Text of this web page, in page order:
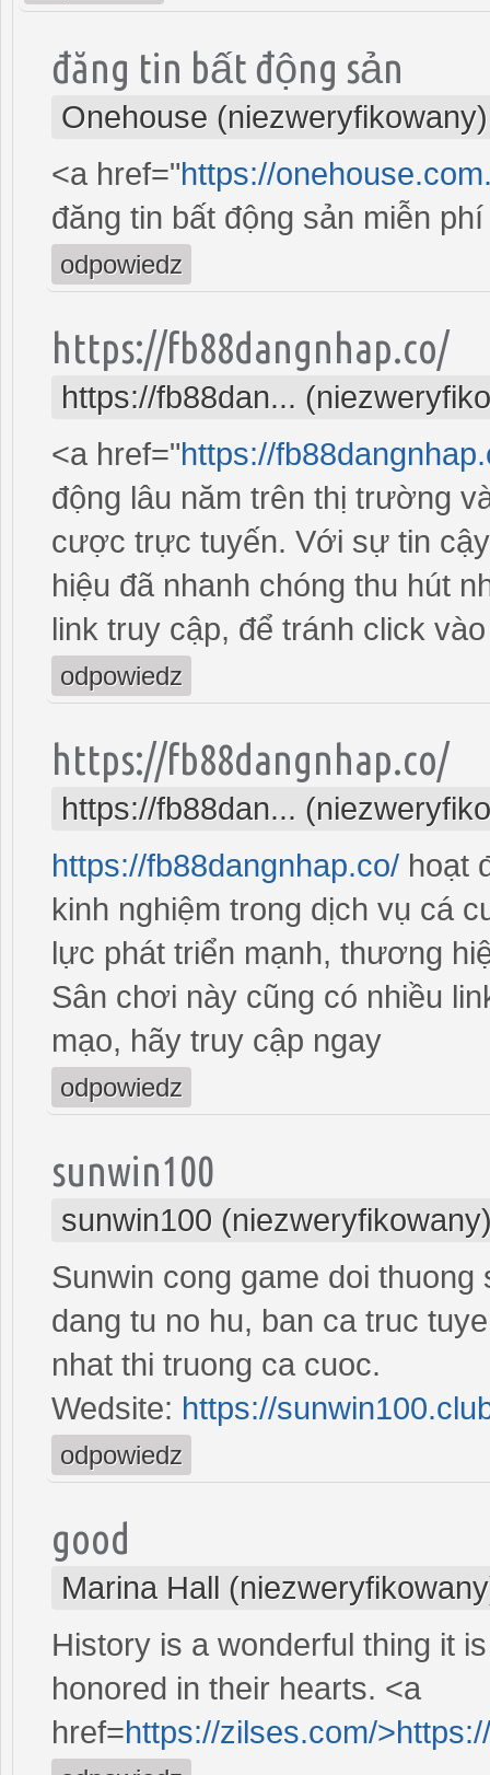
đăng tin bất động sản
Onehouse (niezweryfikowany)
<a href="https://
đăng tin bất động sản miễn
odpowiedz
https://fb88dangnhap.co/
https://fb88dan...
<a href="https://
động lâu năm trên thị trường
cược trực tuyến. Với sự tin
hiệu đã nhanh chóng thu hút
link truy cập, để tránh click
odpowiedz
https://fb88dangnhap.co/
https://fb88dan...
https://fb88dangnhap.co/ hoạt
kinh nghiệm trong dịch vụ cá
lực phát triển mạnh, thương
Sân chơi này cũng có nhiều
mạo, hãy truy cập ngay
odpowiedz
sunwin100
sunwin100
Sunwin cong game doi
dang tu no hu, ban ca truc
nhat thi truong ca cuoc.
Wedsite: https://
odpowiedz
good
Marina Hall
History is a wonderful thing it
honored in their hearts. <a
href=https://zilses.com/